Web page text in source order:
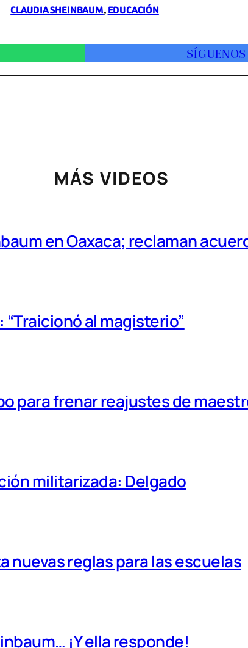
CLAUDIA SHEINBAUM, EDUCACIÓN
MÁS VIDEOS
en Oaxaca; reclaman
al magisterio”
para frenar reajustes de
militarizada: Delgado
nuevas reglas para las escuelas
¡Y ella responde!